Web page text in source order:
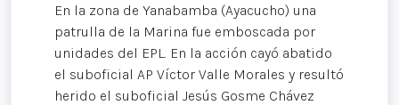
En la zona de Yanabamba (Ayacucho) una
patrulla de la Marina fue emboscada por
unidades del EPL. En la acción cayó abatido
el suboficial AP Víctor Valle Morales y resultó
herido el suboficial Jesús Gosme Chávez